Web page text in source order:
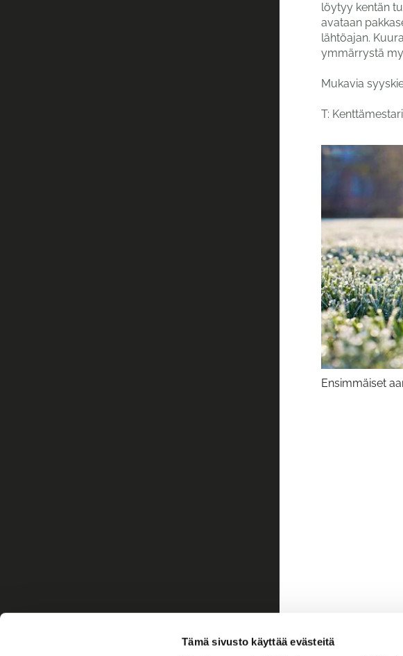
Tämä sivusto käyttää evästeitä
löytyy kentän
avataan
lähtöajan.
ymmärrystä
Mukavia
T: Kenttämestari
Ensimmäiset